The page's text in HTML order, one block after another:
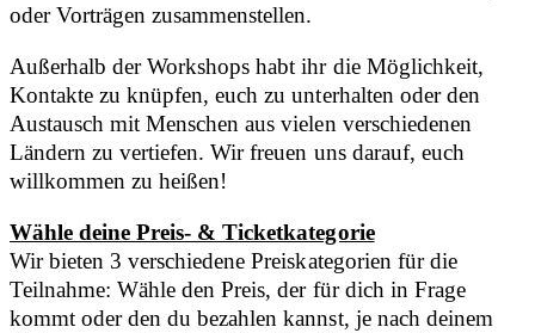
oder Vorträgen zusammenstellen.
Außerhalb der Workshops habt ihr die Möglichkeit,
Kontakte zu knüpfen, euch zu unterhalten oder den
Austausch mit Menschen aus vielen verschiedenen
Ländern zu vertiefen. Wir freuen uns darauf, euch
willkommen zu heißen!
​​Wähle deine Preis- & Ticketkategorie
Wir bieten 3 verschiedene Preiskategorien für die
Teilnahme: Wähle den Preis, der für dich in Frage
kommt oder den du bezahlen kannst, je nach deinem